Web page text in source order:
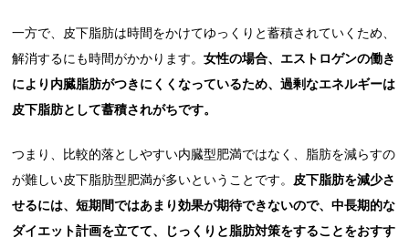
一方で、皮下脂肪は時間をかけてゆっくりと蓄積されていくため、
解消するにも時間がかかります。女性の場合、エストロゲンの働き
により内臓脂肪がつきにくくなっているため、過剰なエネルギーは
皮下脂肪として蓄積されがちです。
つまり、比較的落としやすい内臓型肥満ではなく、脂肪を減らすの
が難しい皮下脂肪型肥満が多いということです。 皮下脂肪を減少さ
せるには、短期間ではあまり効果が期待できないので、中長期的な
ダイエット計画を立てて、じっくりと脂肪対策をすることをおすす